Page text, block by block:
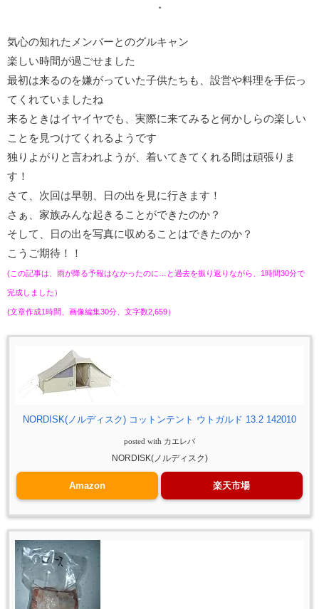
・
気心の知れたメンバーとのグルキャン
楽しい時間が過ごせました
最初は来るのを嫌がっていた子供たちも、設営や料理を手伝っ
てくれていましたね
来るときはイヤイヤでも、実際に来てみると何かしらの楽しい
ことを見つけてくれるようです
独りよがりと言われようが、着いてきてくれる間は頑張りま
す！
さて、次回は早朝、日の出を見に行きます！
さぁ、家族みんな起きることができたのか？
そして、日の出を写真に収めることはできたのか？
こうご期待！！
(この記事は、雨が降る予報はなかったのに…と過去を振り返りながら、1時間30分で
完成しました）
(文章作成1時間、画像編集30分、文字数2,659）
NORDISK(ノルディスク) コットンテント ウトガルド 13.2 142010
posted with カエレバ
NORDISK(ノルディスク)
Amazon 楽天市場